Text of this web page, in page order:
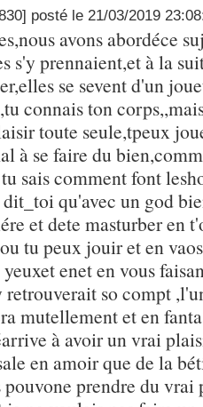
posté le 21/03/2019
avons abordéce
s'y prennaient,et à la
se sevent d'un
connais ton
toute seule,tpeux
à se faire du
sais comment font
qu'avec un god
et dete masturber en
tu peux jouir et en
enet en vous
so compt
mutellement et en
à avoir un vrai
en amoir que de la
pouvone prendre du vrai